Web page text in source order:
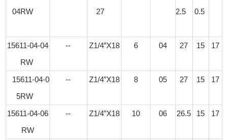
04RW
27
2.5
0.5
15611-04-04
RW
-- Z1/4”X18 6 04 27 15 17
15611-04-0
5RW
-- Z1/4”X18 8 05 27 15 17
15611-04-06
RW
-- Z1/4”X18 10 06 26.5 15 17